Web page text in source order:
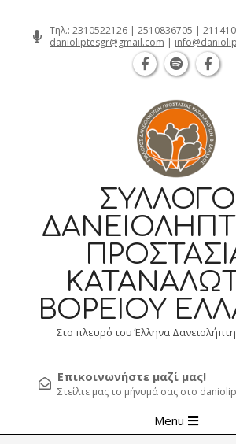
Τηλ.: 2310522126 | 2510836705 |
danioliptesgr@gmail.com |
ΒΟΡΕΊΟΥ
Στο πλευρό του Έλληνα
Επικοινωνήστε μαζί μας!
Στείλτε μας το μήνυμά σας στο
Navigation
Menu